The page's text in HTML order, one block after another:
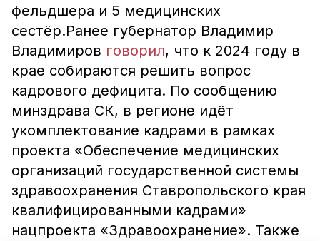
фельдшера и 5 медицинских
сестёр.Ранее губернатор Владимир
Владимиров говорил, что к 2024 году в
крае собираются решить вопрос
кадрового дефицита. По сообщению
минздрава СК, в регионе идёт
укомплектование кадрами в рамках
проекта «Обеспечение медицинских
организаций государственной системы
здравоохранения Ставропольского края
квалифицированными кадрами»
нацпроекта «Здравоохранение». Также